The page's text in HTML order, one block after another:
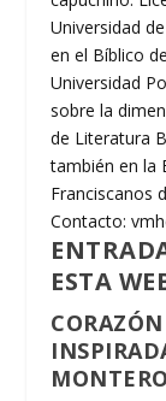
Universidad
en el Bíblico
Universidad
sobre la
de Literatura
también en la
Franciscanos
Contacto:
ESTA